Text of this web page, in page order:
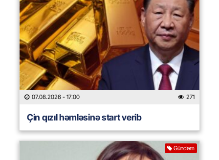
07.08.2026 - 17:00 271
Çin qızıl həmləsinə start verib
Gündəm